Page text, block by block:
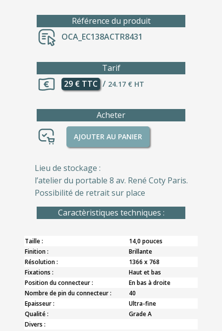
Référence du produit
OCA_EC138ACTR8431
Tarif
29 € TTC / 24.17 € HT
Acheter
AJOUTER AU PANIER
Lieu de stockage :
l’atelier du portable 8 av. René Coty Paris.
Possibilité de retrait sur place
Caractèristiques techniques :
Taille :
14,0 pouces
Finition :
Brillante
Résolution :
1366 x 768
Fixations :
Haut et bas
Position du connecteur :
En bas à droite
Nombre de pin du connecteur :
40
Epaisseur :
Ultra-fine
Qualité :
Grade A
Divers :